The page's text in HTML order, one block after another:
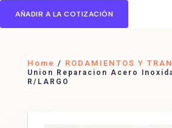
AÑADIR A LA COTIZACIÓN
Home / RODAMIENTOS Y
Union Reparacion Acero
R/LARGO